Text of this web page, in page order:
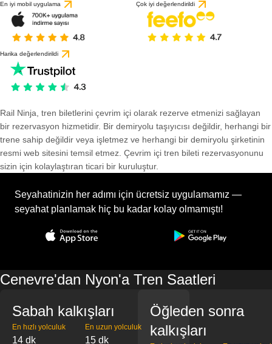
En iyi mobil uygulama Çok iyi değerlendirildi
Harika değerlendirildi
Rail Ninja, tren biletlerini çevrim içi olarak rezerve etmenizi sağlayan
bir rezervasyon hizmetidir. Bir demiryolu taşıyıcısı değildir, herhangi bir
trene sahip değildir veya işletmez ve herhangi bir demiryolu şirketinin
resmi web sitesini temsil etmez. Çevrim içi tren bileti rezervasyonunu
sizin için kolaylaştıran ticari bir kuruluştur.
Seyahatinizin her adımı için ücretsiz uygulamamız —
seyahat planlamak hiç bu kadar kolay olmamıştı!
Cenevre'dan Nyon'a Tren Saatleri
Sabah kalkışları
En hızlı yolculuk
14 dk
En uzun yolculuk
15 dk
Öğleden sonra
kalkışları